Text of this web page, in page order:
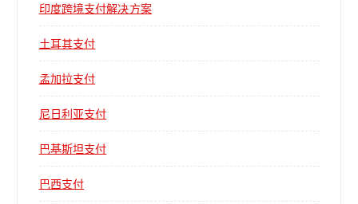
印度跨境支付解决方案
土耳其支付
孟加拉支付
尼日利亚支付
巴基斯坦支付
巴西支付